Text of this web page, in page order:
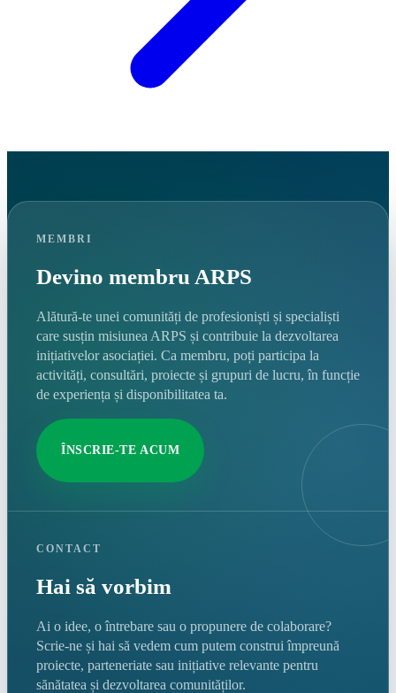
MEMBRI
Devino membru ARPS
Alătură-te unei comunități de profesioniști și specialiști
care susțin misiunea ARPS și contribuie la dezvoltarea
inițiativelor asociației. Ca membru, poți participa la
activități, consultări, proiecte și grupuri de lucru, în funcție
de experiența și disponibilitatea ta.
ÎNSCRIE-TE ACUM
CONTACT
Hai să vorbim
Ai o idee, o întrebare sau o propunere de colaborare?
Scrie-ne și hai să vedem cum putem construi împreună
proiecte, parteneriate sau inițiative relevante pentru
sănătatea și dezvoltarea comunităților.